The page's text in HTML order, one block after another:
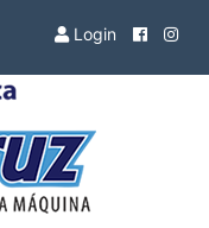
Login